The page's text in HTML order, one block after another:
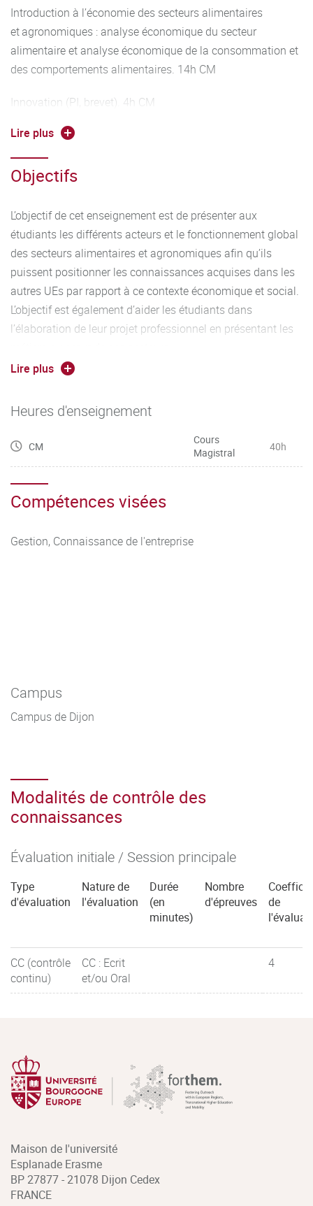
Introduction à l’économie des secteurs alimentaires
et agronomiques : analyse économique du secteur
alimentaire et analyse économique de la consommation et
des comportements alimentaires. 14h CM
Innovation (PI, brevet). 4h CM
Intervention Vitagora sur les métiers en IAA. 2h CM
Médias et IAA. 4h CM
industries) et des modes de distribution (circuits courts). 4h
CM
Lire plus
Objectifs
L’objectif de cet enseignement est de présenter aux
étudiants les différents acteurs et le fonctionnement global
des secteurs alimentaires et agronomiques afin qu’ils
puissent positionner les connaissances acquises dans les
autres UEs par rapport à ce contexte économique et social.
L’objectif est également d’aider les étudiants dans
l’élaboration de leur projet professionnel en présentant les
Acquérir le vocabulaire dédié à la comptabilité et à la
services correspondants dans l’entreprise.
Connaitre les différents acteurs de la chaine alimentaire de
la production jusqu’à la distribution.
Lire plus
Heures d'enseignement
CM
Cours
Magistral
40h
Compétences visées
Gestion, Connaissance de l'entreprise
Campus
Campus de Dijon
Modalités de contrôle des
connaissances
Évaluation initiale / Session principale
Type
d'évaluation
Nature de
l'évaluation
Durée
(en
minutes)
Nombre
d'épreuves
de
CC (contrôle
continu)
CC : Ecrit
et/ou Oral
4
Maison de l'université
Esplanade Erasme
BP 27877 - 21078 Dijon Cedex
FRANCE